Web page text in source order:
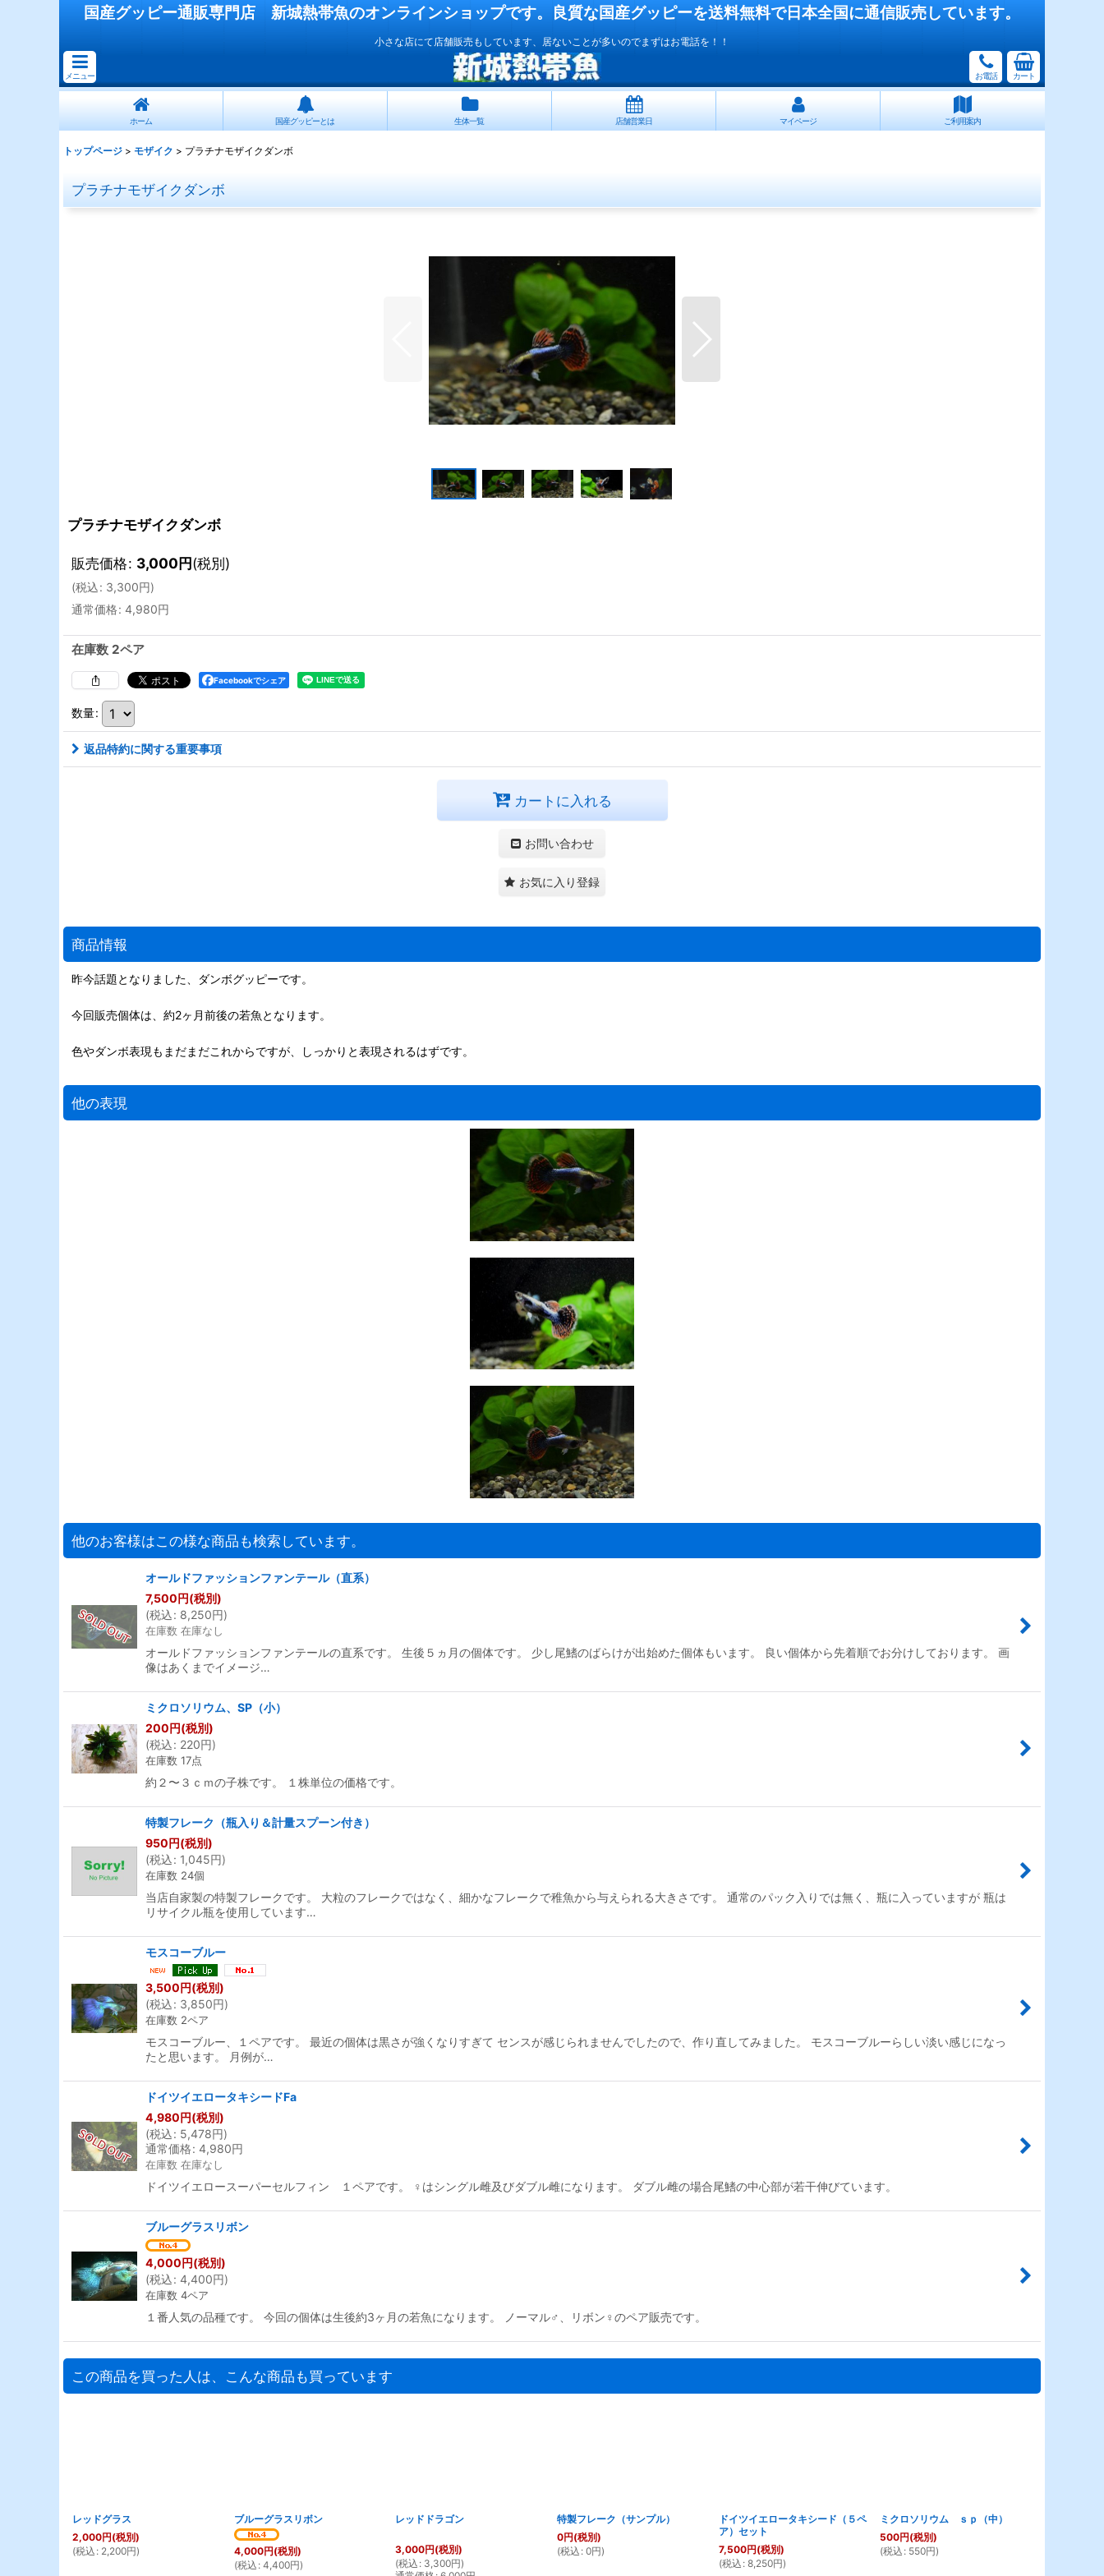
国産グッピー通販専門店 新城熱帯魚のオンラインショップです。良質な国産グッピーを送料無料で日本全国に通信販売しています。
小さな店にて店舗販売もしています、居ないことが多いのでまずはお電話を！！
メニュー お電話 カート
ホーム 国産グッピーとは 生体一覧 店舗営業日 マイページ ご利用案内
トップページ > モザイク > プラチナモザイクダンボ
プラチナモザイクダンボ
プラチナモザイクダンボ
販売価格: 3,000円(税別)
(税込: 3,300円)
通常価格: 4,980円
在庫数 2ペア
Facebookでシェア
数量:
返品特約に関する重要事項
カートに入れる
お問い合わせ
お気に入り登録
商品情報
昨今話題となりました、ダンボグッピーです。
今回販売個体は、約2ヶ月前後の若魚となります。
色やダンボ表現もまだまだこれからですが、しっかりと表現されるはずです。
他の表現
他のお客様はこの様な商品も検索しています。
オールドファッションファンテール（直系）
7,500円(税別)
(税込: 8,250円)
在庫数 在庫なし
オールドファッションファンテールの直系です。 生後５ヵ月の個体です。 少し尾鰭のばらけが出始めた個体もいます。 良い個体から先着順でお分けしております。 画
像はあくまでイメージ…
ミクロソリウム、SP（小）
200円(税別)
(税込: 220円)
在庫数 17点
約２〜３ｃｍの子株です。 １株単位の価格です。
特製フレーク（瓶入り＆計量スプーン付き）
950円(税別)
(税込: 1,045円)
在庫数 24個
当店自家製の特製フレークです。 大粒のフレークではなく、細かなフレークで稚魚から与えられる大きさです。 通常のパック入りでは無く、瓶に入っていますが 瓶は
リサイクル瓶を使用しています…
モスコーブルー
3,500円(税別)
(税込: 3,850円)
在庫数 2ペア
モスコーブルー、１ペアです。 最近の個体は黒さが強くなりすぎて センスが感じられませんでしたので、作り直してみました。 モスコーブルーらしい淡い感じになっ
たと思います。 月例が…
ドイツイエロータキシードFa
4,980円(税別)
(税込: 5,478円)
通常価格: 4,980円
在庫数 在庫なし
ドイツイエロースーパーセルフィン １ペアです。 ♀はシングル雌及びダブル雌になります。 ダブル雌の場合尾鰭の中心部が若干伸びています。
ブルーグラスリボン
4,000円(税別)
(税込: 4,400円)
在庫数 4ペア
１番人気の品種です。 今回の個体は生後約3ヶ月の若魚になります。 ノーマル♂、リボン♀のペア販売です。
この商品を買った人は、こんな商品も買っています
レッドグラス
2,000円(税別)
(税込 : 2,200円)
ブルーグラスリボン
4,000円(税別)
(税込 : 4,400円)
レッドドラゴン
3,000円(税別)
(税込 : 3,300円)
特製フレーク（サンプル）
0円(税別)
(税込 : 0円)
ドイツイエロータキシード（５ペ
ア）セット
7,500円(税別)
(税込 : 8,250円)
ミクロソリウム ｓｐ（中）
500円(税別)
(税込 : 550円)